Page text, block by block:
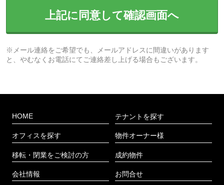
上記に同意して確認画面へ
※メール連絡をご希望でも、メールアドレスに間違いがあります
と、やむなくお電話にてご連絡差し上げる場合もございます。
HOME
オフィスを探す
移転・閉業をご検討の方
会社情報
テナントを探す
物件オーナー様
成約物件
お問合せ